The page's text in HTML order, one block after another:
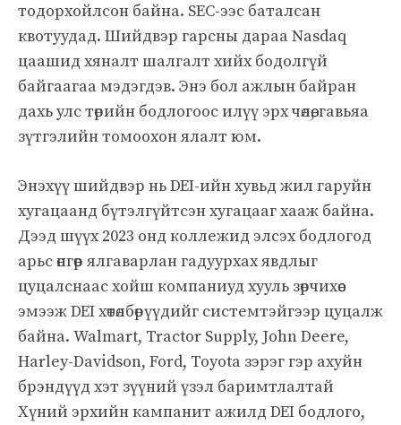
тодорхойлсон байна. SEC-ээс баталсан
квотуудад. Шийдвэр гарсны дараа Nasdaq
цаашид хяналт шалгалт хийх бодолгүй
байгаагаа мэдэгдэв. Энэ бол ажлын байран
дахь улс төрийн бодлогоос илүү эрх чөлөө, гавьяа
зүтгэлийн томоохон ялалт юм.
Энэхүү шийдвэр нь DEI-ийн хувьд жил гаруйн
хугацаанд бүтэлгүйтсэн хугацааг хааж байна.
Дээд шүүх 2023 онд коллежид элсэх бодлогод
арьс өнгөөр ​​ялгаварлан гадуурхах явдлыг
цуцалснаас хойш компаниуд хууль зөрчихөөс
эмээж DEI хөтөлбөрүүдийг системтэйгээр цуцалж
байна. Walmart, Tractor Supply, John Deere,
Harley-Davidson, Ford, Toyota зэрэг гэр ахуйн
брэндүүд хэт зүүний үзэл баримтлалтай
Хүний эрхийн кампанит ажилд DEI бодлого,